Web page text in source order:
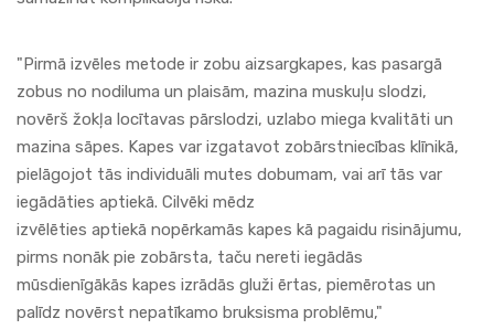
"Pirmā izvēles metode ir zobu aizsargkapes, kas pasargā
zobus no nodiluma un plaisām, mazina muskuļu slodzi,
novērš žokļa locītavas pārslodzi, uzlabo miega kvalitāti un
mazina sāpes. Kapes var izgatavot zobārstniecības klīnikā,
pielāgojot tās individuāli mutes dobumam, vai arī tās var
iegādāties aptiekā. Cilvēki mēdz
izvēlēties aptiekā nopērkamās kapes kā pagaidu risinājumu,
pirms nonāk pie zobārsta, taču nereti iegādās
mūsdienīgākās kapes izrādās gluži ērtas, piemērotas un
palīdz novērst nepatīkamo bruksisma problēmu,"